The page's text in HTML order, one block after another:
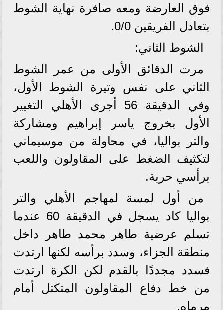
فوق العارضة ومعه صافرة نهاية الشوط
بتعادل الفريقين 0/0.
الشوط الثاني:
مرت الدقائق الأولى من عمر الشوط
الثاني على نفس وتيرة الشوط الأول،
وفي الدقيقة 56 أجرى الأهلي التغيير
الأول بخروج ياسر إبراهيم ومشاركة
والتر بواليا، في محاولة من موسيماني
لتكثيف الضغط على المقاولون واللعب
برأسي حربة.
من أول لمسة لمهاجم الأهلي والتر
بواليا كاد يسجل في الدقيقة 60 عندما
تسلم عرضية طاهر محمد طاهر داخل
منطقة الجزاء، وسدد برأسه لكنها ارتدت
فسدد مجددًا بالقدم لكن الكرة ارتدت
من خط دفاع المقاولون المتكتل أمام
مرماه.